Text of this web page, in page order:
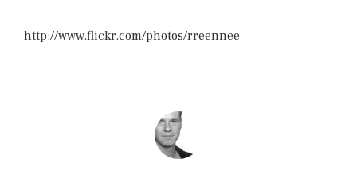
http://www.flickr.com/photos/rreennee